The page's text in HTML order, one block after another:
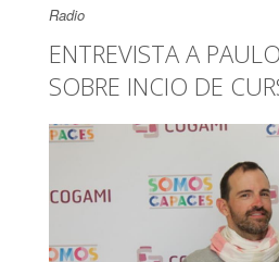
Radio
ENTREVISTA A
SOBRE INCIO DE